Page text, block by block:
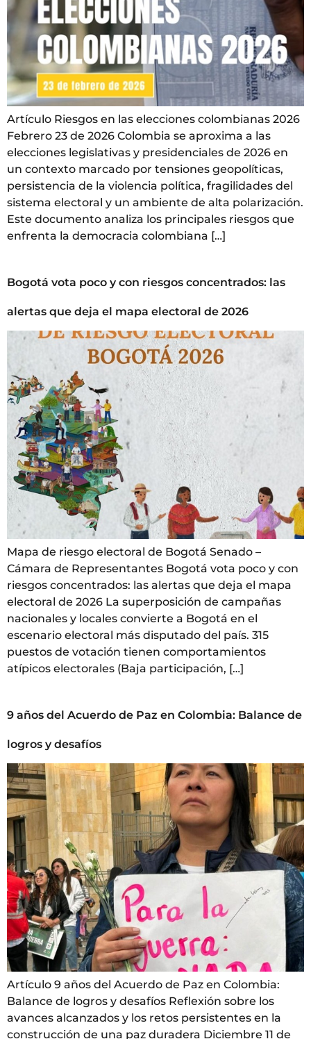
Artículo Riesgos en las elecciones colombianas 2026
Febrero 23 de 2026 Colombia se aproxima a las
elecciones legislativas y presidenciales de 2026 en
un contexto marcado por tensiones geopolíticas,
persistencia de la violencia política, fragilidades del
sistema electoral y un ambiente de alta polarización.
Este documento analiza los principales riesgos que
enfrenta la democracia colombiana […]
Bogotá vota poco y con riesgos concentrados: las
alertas que deja el mapa electoral de 2026
Mapa de riesgo electoral de Bogotá Senado –
Cámara de Representantes Bogotá vota poco y con
riesgos concentrados: las alertas que deja el mapa
electoral de 2026 La superposición de campañas
nacionales y locales convierte a Bogotá en el
escenario electoral más disputado del país. 315
puestos de votación tienen comportamientos
atípicos electorales (Baja participación, […]
9 años del Acuerdo de Paz en Colombia: Balance de
logros y desafíos
Artículo 9 años del Acuerdo de Paz en Colombia:
Balance de logros y desafíos Reflexión sobre los
avances alcanzados y los retos persistentes en la
construcción de una paz duradera Diciembre 11 de